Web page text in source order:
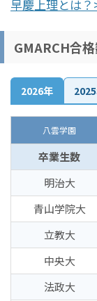
早慶上理とは？
GMARCH合
2026年
八雲学園
卒業生数
明治大
青山学院大
立教大
中央大
法政大